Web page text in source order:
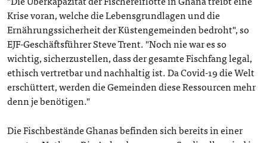
Krise voran, welche die Lebensgrundlagen und die
Ernährungssicherheit der Küstengemeinden bedroht", so
EJF-Geschäftsführer Steve Trent. "Noch nie war es so
wichtig, sicherzustellen, dass der gesamte Fischfang legal,
ethisch vertretbar und nachhaltig ist. Da Covid-19 die Welt
erschüttert, werden die Gemeinden diese Ressourcen mehr
denn je benötigen."
Die Fischbestände Ghanas befinden sich bereits in einer